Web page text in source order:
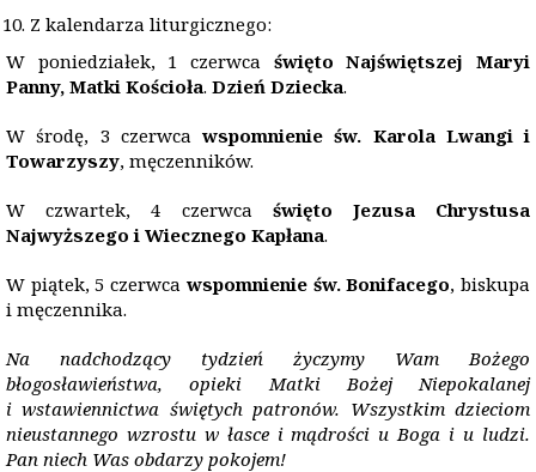
Z kalendarza liturgicznego:
W poniedziałek, 1 czerwca święto Najświętszej Maryi
Panny, Matki Kościoła. Dzień Dziecka.
W środę, 3 czerwca wspomnienie św. Karola Lwangi i
Towarzyszy, męczenników.
W czwartek, 4 czerwca święto Jezusa Chrystusa
Najwyższego i Wiecznego Kapłana.
W piątek, 5 czerwca wspomnienie św. Bonifacego, biskupa
i męczennika.
Na nadchodzący tydzień życzymy Wam Bożego
błogosławieństwa, opieki Matki Bożej Niepokalanej
i wstawiennictwa świętych patronów. Wszystkim dzieciom
nieustannego wzrostu w łasce i mądrości u Boga i u ludzi.
Pan niech Was obdarzy pokojem!